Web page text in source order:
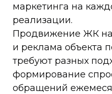
маркетинга на
реализации.
Продвижение ЖК
и реклама объекта
требуют разных
формирование
обращений